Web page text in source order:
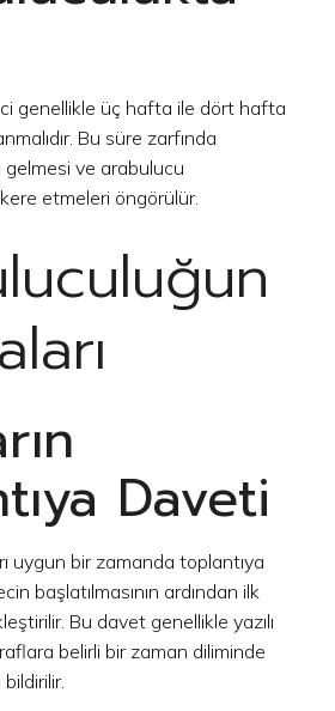
genellikle üç hafta ile dört hafta
Bu süre zarfında
gelmesi ve arabulucu
etmeleri öngörülür.
Daveti
uygun bir zamanda toplantıya
başlatılmasının ardından ilk
Bu davet genellikle yazılı
belirli bir zaman diliminde